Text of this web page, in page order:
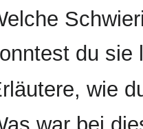
du sie
wie